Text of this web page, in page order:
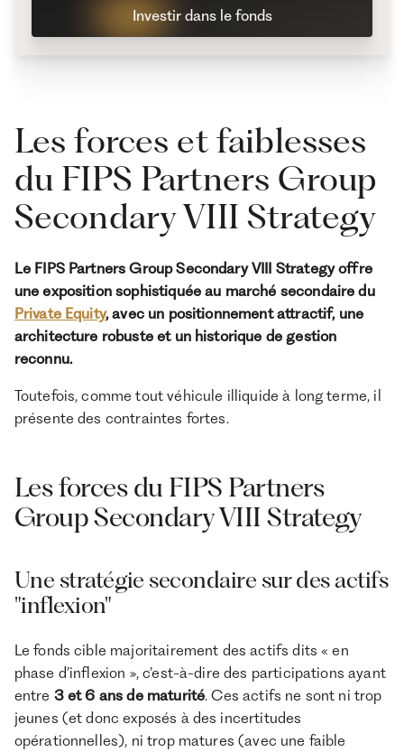
Investir dans le fonds
Les forces et faiblesses
du FIPS Partners Group
Secondary VIII Strategy
Le FIPS Partners Group Secondary VIII Strategy offre
une exposition sophistiquée au marché secondaire du
Private Equity, avec un positionnement attractif, une
architecture robuste et un historique de gestion
reconnu.
Toutefois, comme tout véhicule illiquide à long terme, il
présente des contraintes fortes.
Les forces du FIPS Partners
Group Secondary VIII Strategy
Une stratégie secondaire sur des actifs
"inflexion"
Le fonds cible majoritairement des actifs dits « en
phase d’inflexion », c’est-à-dire des participations ayant
entre 3 et 6 ans de maturité. Ces actifs ne sont ni trop
jeunes (et donc exposés à des incertitudes
opérationnelles), ni trop matures (avec une faible